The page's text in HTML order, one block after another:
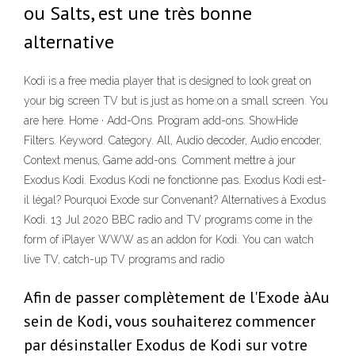
ou Salts, est une très bonne
alternative
Kodi is a free media player that is designed to look great on
your big screen TV but is just as home on a small screen. You
are here. Home · Add-Ons. Program add-ons. ShowHide
Filters. Keyword. Category. All, Audio decoder, Audio encoder,
Context menus, Game add-ons Comment mettre à jour
Exodus Kodi. Exodus Kodi ne fonctionne pas. Exodus Kodi est-
il légal? Pourquoi Exode sur Convenant? Alternatives à Exodus
Kodi. 13 Jul 2020 BBC radio and TV programs come in the
form of iPlayer WWW as an addon for Kodi. You can watch
live TV, catch-up TV programs and radio
Afin de passer complètement de l'Exode àAu
sein de Kodi, vous souhaiterez commencer
par désinstaller Exodus de Kodi sur votre